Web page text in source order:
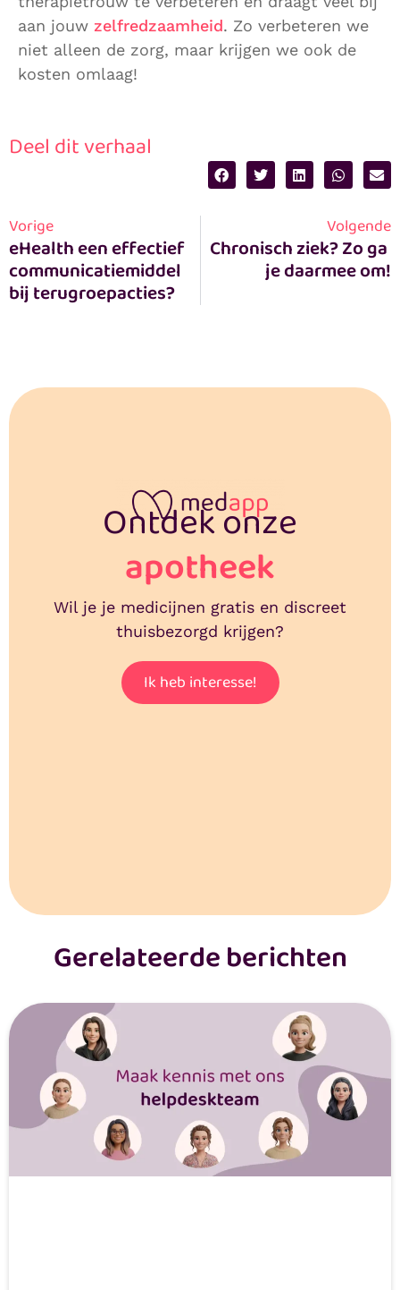
aan jouw zelfredzaamheid. Zo verbeteren we
niet alleen de zorg, maar krijgen we ook de
kosten omlaag!
Deel dit verhaal
Vorige
eHealth een effectief
communicatiemiddel
bij terugroepacties?
Volgende
Chronisch ziek? Zo ga
je daarmee om!
Ontdek onze
apotheek
Wil je je medicijnen gratis en discreet
thuisbezorgd krijgen?
Ik heb interesse!
Gerelateerde berichten